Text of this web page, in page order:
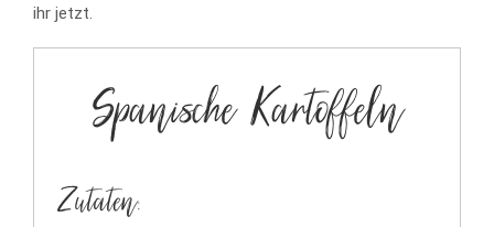
ihr jetzt.
Spanische Kartoffeln
Zutaten: